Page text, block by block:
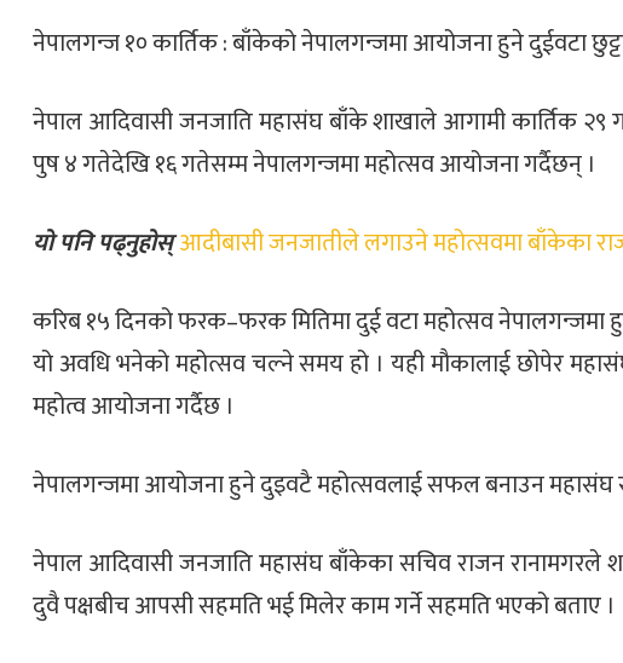
नेपालगन्ज १० कार्तिक : बाँकेको नेपालगन्जमा आयोजना हुने दुईवटा
नेपाल आदिवासी जनजाति महासंघ बाँके शाखाले आगामी कार्तिक
पुष ४ गतेदेखि १६ गतेसम्म नेपालगन्जमा महोत्सव आयोजना गर्दैछन् ।
यो पनि पढ्नुहोस्आदीबासी जनजातीले लगाउने महोत्सवमा बाँकेका
करिब १५ दिनको फरक–फरक मितिमा दुई वटा महोत्सव
यो अवधि भनेको महोत्सव चल्ने समय हो । यही मौकालाई छोपेर
महोत्व आयोजना गर्दैछ ।
नेपालगन्जमा आयोजना हुने दुइवटै महोत्सवलाई सफल बनाउन महासंघ
नेपाल आदिवासी जनजाति महासंघ बाँकेका सचिव राजन रानामगरले
दुवै पक्षबीच आपसी सहमति भई मिलेर काम गर्ने सहमति भएको बताए ।